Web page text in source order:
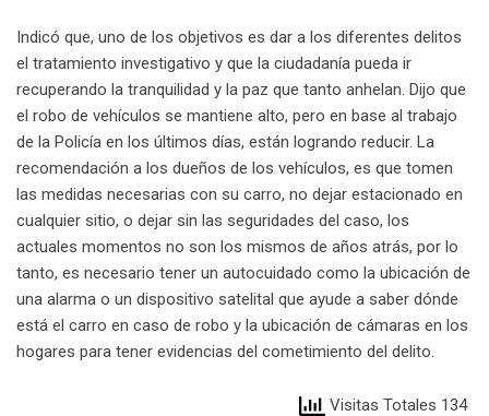
Indicó que, uno de los objetivos es dar a los diferentes delitos
el tratamiento investigativo y que la ciudadanía pueda ir
recuperando la tranquilidad y la paz que tanto anhelan. Dijo que
el robo de vehículos se mantiene alto, pero en base al trabajo
de la Policía en los últimos días, están logrando reducir. La
recomendación a los dueños de los vehículos, es que tomen
las medidas necesarias con su carro, no dejar estacionado en
cualquier sitio, o dejar sin las seguridades del caso, los
actuales momentos no son los mismos de años atrás, por lo
tanto, es necesario tener un autocuidado como la ubicación de
una alarma o un dispositivo satelital que ayude a saber dónde
está el carro en caso de robo y la ubicación de cámaras en los
hogares para tener evidencias del cometimiento del delito.
Visitas Totales 134